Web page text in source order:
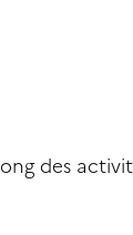
des